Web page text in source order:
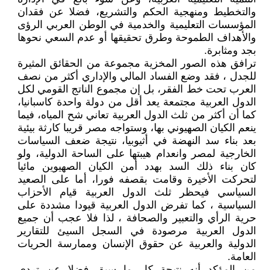
والتخطيط ومنهجية الحكم والتشريع، فضلا عن فقدان
المؤسسات التعليمية والخدمية في الوطن العربي الرؤى
والأهداف الطموحة وطرق تحقيقها أو عدم السعي نحوها
بجد ومثابرة.
ترافق هذه الصور المخزية مجموعة من الحقائق المثيرة
للجدل ، فقد وضع الفساد المالي والإداري أكثر من نصف
العرب تحت خط الفقر، بل إن مجموع الناتج القومي لكل
الدول العربية مجتمعة يعد أقل من دولة واحدة كاسبانيا،
كما أن أكثر من ثلث الدول العربية تعاني شح المياه، فيما
ينعم الكيان الصهيوني بها، وستواجه مصر قريبا كارثة بيئية
بعد بناء سد النهضة في أثيوبيا، نتيجة ضعف السياسات
الخارجية لمصر وانعدام هيبتها على الساحة الدولية، ولو
كان بناء ذلك السد بهدد أمن الكيان الصهيوين مائيا
لتحركت الأخيرة وقامت بقصفه فورا، أما على الصعيد
السياسي فيحظر ثلث الدول العربية قيام الأحزاب
السياسية ، كما تفرض الدول العربية قيودا مشددة على
حرية الرأي والتعبير والصحافة ، لذا فلا عجب أن جميع
الدول العربية مرصودة في السجل السيئ للتقارير
الدولية والعربية عن حقوق الإنسان وممارسة الحريات
العامة.